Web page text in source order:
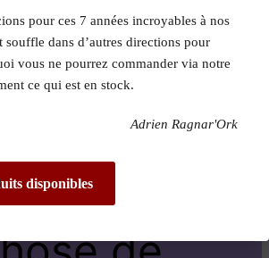
pour le
!
travaillons
quelque
pour ces 7 années incroyables à nos
souffle dans d’autres directions pour
vous ne pourrez commander via notre
ce qui est en stock.
Adrien Ragnar'Ork
disponibles